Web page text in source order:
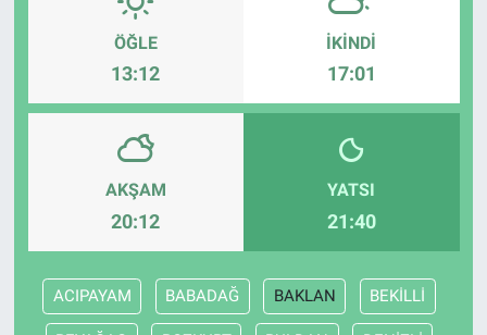
ÖĞLE
13:12
İKINDI
17:01
AKŞAM
20:12
YATSI
21:40
ACIPAYAM BABADAĞ BAKLAN BEKİLLİ